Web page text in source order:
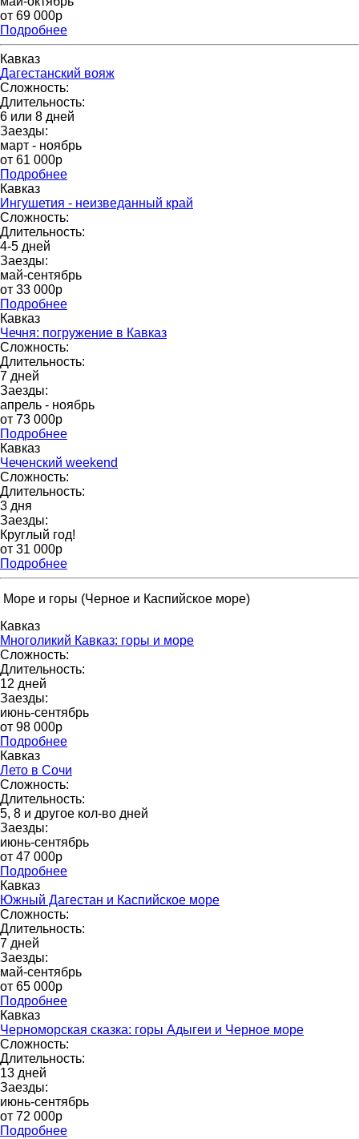
от 69 000p
Подробнее
Кавказ
Дагестанский вояж
Сложность:
Длительность:
6 или 8 дней
Заезды:
март - ноябрь
от 61 000p
Подробнее
Кавказ
Ингушетия - неизведанный край
Сложность:
Длительность:
4-5 дней
Заезды:
май-сентябрь
от 33 000р
Подробнее
Кавказ
Чечня: погружение в Кавказ
Сложность:
Длительность:
7 дней
Заезды:
апрель - ноябрь
от 73 000p
Подробнее
Кавказ
Чеченский weekend
Сложность:
Длительность:
3 дня
Заезды:
Круглый год!
от 31 000p
Подробнее
Море и горы (Черное и Каспийское море)
Кавказ
Многоликий Кавказ: горы и море
Сложность:
Длительность:
12 дней
Заезды:
июнь-сентябрь
от 98 000p
Подробнее
Кавказ
Лето в Сочи
Сложность:
Длительность:
5, 8 и другое кол-во дней
Заезды:
июнь-сентябрь
от 47 000р
Подробнее
Кавказ
Южный Дагестан и Каспийское море
Сложность:
Длительность:
7 дней
Заезды:
май-сентябрь
от 65 000p
Подробнее
Кавказ
Черноморская сказка: горы Адыгеи и Черное море
Сложность:
Длительность:
13 дней
Заезды:
июнь-сентябрь
от 72 000p
Подробнее